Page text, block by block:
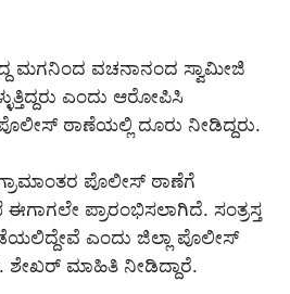
ಮಗನಿಂದ ವಚನಾನಂದ ಸ್ವಾಮೀಜಿ
ಎಂದು ಆರೋಪಿಸಿ
ಪೊಲೀಸ್ ಠಾಣೆಯಲ್ಲಿ ದೂರು ನೀಡಿದ್ದರು.
ಪೊಲೀಸ್ ಠಾಣೆಗೆ
ಪ್ರಾರಂಭಿಸಲಾಗಿದೆ. ಸಂತ್ರಸ್ತ
ಎಂದು ಜಿಲ್ಲಾ ಪೊಲೀಸ್
ಶೇಖರ್ ಮಾಹಿತಿ ನೀಡಿದ್ದಾರೆ.